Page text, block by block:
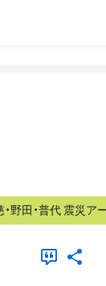
・野田・普代 震災ア